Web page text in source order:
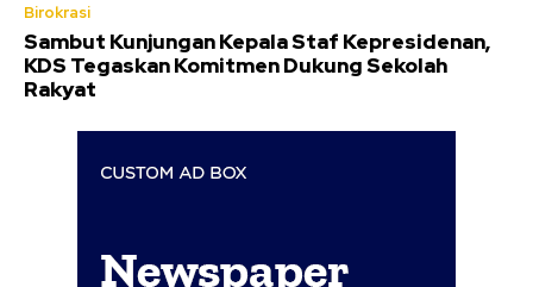
Birokrasi
Sambut Kunjungan Kepala Staf Kepresidenan,
KDS Tegaskan Komitmen Dukung Sekolah
Rakyat